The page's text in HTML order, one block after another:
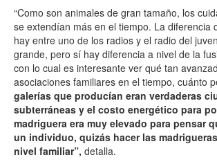
“Como son animales de gran tamaño, los
se extendían más en el tiempo. La diferencia
hay entre uno de los radios y el radio del
grande, pero sí hay diferencia a nivel de la
con lo cual es interesante ver qué tan
asociaciones familiares en el tiempo, cuánto
galerías que producían eran verdaderas
subterráneas y el costo energético para
madriguera era muy elevado para pensar
un individuo, quizás hacer las
nivel familiar”, detalla.